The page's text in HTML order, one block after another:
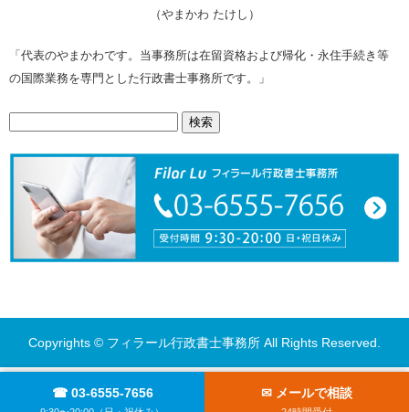
（やまかわ たけし）
「代表のやまかわです。当事務所は在留資格および帰化・永住手続き等
の国際業務を専門とした行政書士事務所です。」
Copyrights © フィラール行政書士事務所 All Rights Reserved.
☎ 03-6555-7656 ✉ メールで相談